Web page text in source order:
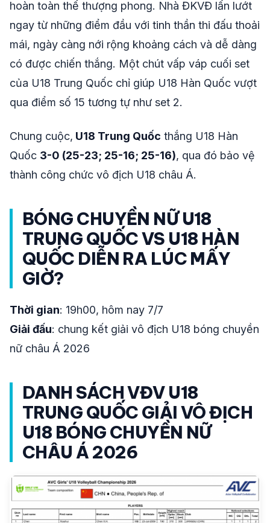
hoàn toàn thế thượng phong. Nhà ĐKVĐ lấn lướt
ngay từ những điểm đầu với tinh thần thi đấu thoải
mái, ngày càng nới rộng khoảng cách và dễ dàng
có được chiến thắng. Một chút vấp váp cuối set
của U18 Trung Quốc chỉ giúp U18 Hàn Quốc vượt
qua điểm số 15 tương tự như set 2.
Chung cuộc, U18 Trung Quốc thắng U18 Hàn
Quốc 3-0 (25-23; 25-16; 25-16), qua đó bảo vệ
thành công chức vô địch U18 châu Á.
BÓNG CHUYỀN NỮ U18
TRUNG QUỐC VS U18 HÀN
QUỐC DIỄN RA LÚC MẤY
GIỜ?
Thời gian: 19h00, hôm nay 7/7
Giải đấu: chung kết giải vô địch U18 bóng chuyền
nữ châu Á 2026
DANH SÁCH VĐV U18
TRUNG QUỐC GIẢI VÔ ĐỊCH
U18 BÓNG CHUYỀN NỮ
CHÂU Á 2026